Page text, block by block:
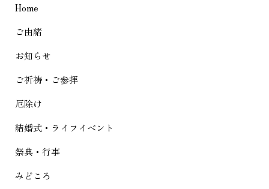
ー
シ
ョ
ン
Home
ご由緒
お知らせ
ご祈祷・ご参拝
厄除け
結婚式・ライフイベント
祭典・行事
みどころ